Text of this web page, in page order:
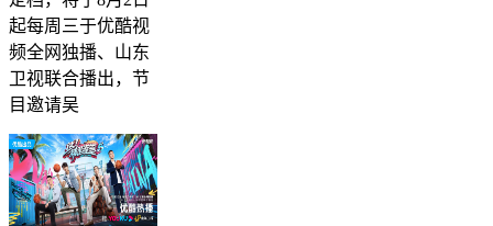
起每周三于优酷视
频全网独播、山东
卫视联合播出，节
目邀请吴